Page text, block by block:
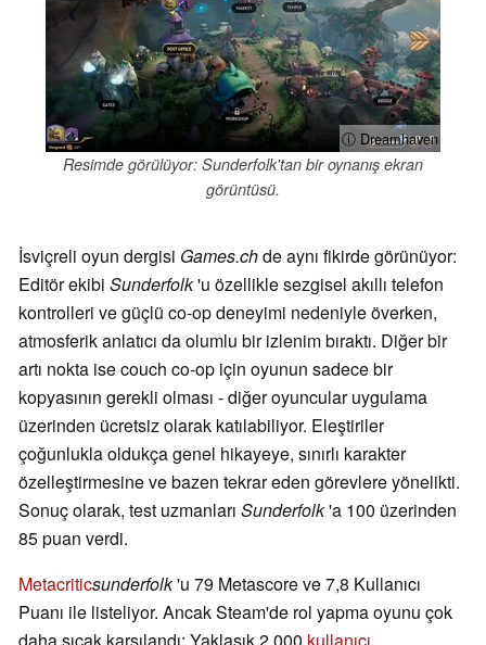
ⓘ Dreamhaven
Resimde görülüyor: Sunderfolk'tan bir oynanış ekran
görüntüsü.
İsviçreli oyun dergisi Games.chde aynı fikirde görünüyor:
Editör ekibi Sunderfolk'u özellikle sezgisel akıllı telefon
kontrolleri ve güçlü co-op deneyimi nedeniyle överken,
atmosferik anlatıcı da olumlu bir izlenim bıraktı. Diğer bir
artı nokta ise couch co-op için oyunun sadece bir
kopyasının gerekli olması - diğer oyuncular uygulama
üzerinden ücretsiz olarak katılabiliyor. Eleştiriler
çoğunlukla oldukça genel hikayeye, sınırlı karakter
özelleştirmesine ve bazen tekrar eden görevlere yönelikti.
Sonuç olarak, test uzmanları Sunderfolk'a 100 üzerinden
85 puan verdi.
Metacriticsunderfolk'u 79 Metascore ve 7,8 Kullanıcı
Puanı ile listeliyor. Ancak Steam'de rol yapma oyunu çok